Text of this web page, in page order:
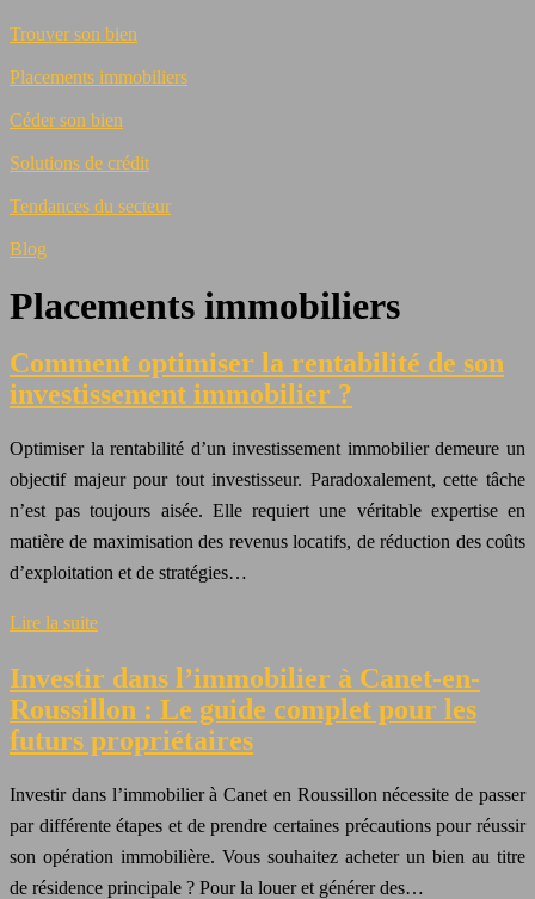
Trouver son bien
Placements immobiliers
Céder son bien
Solutions de crédit
Tendances du secteur
Blog
Placements immobiliers
Comment optimiser la rentabilité de son
investissement immobilier ?
Optimiser la rentabilité d’un investissement immobilier demeure un
objectif majeur pour tout investisseur. Paradoxalement, cette tâche
n’est pas toujours aisée. Elle requiert une véritable expertise en
matière de maximisation des revenus locatifs, de réduction des coûts
d’exploitation et de stratégies…
Lire la suite
Investir dans l’immobilier à Canet-en-
Roussillon : Le guide complet pour les
futurs propriétaires
Investir dans l’immobilier à Canet en Roussillon nécessite de passer
par différente étapes et de prendre certaines précautions pour réussir
son opération immobilière. Vous souhaitez acheter un bien au titre
de résidence principale ? Pour la louer et générer des…